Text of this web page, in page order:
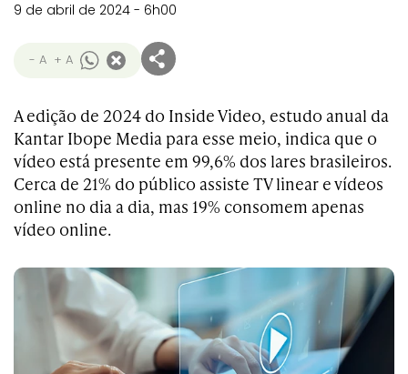
9 de abril de 2024 - 6h00
- A + A
A edição de 2024 do Inside Video, estudo anual da
Kantar Ibope Media para esse meio, indica que o
vídeo está presente em 99,6% dos lares brasileiros.
Cerca de 21% do público assiste TV linear e vídeos
online no dia a dia, mas 19% consomem apenas
vídeo online.